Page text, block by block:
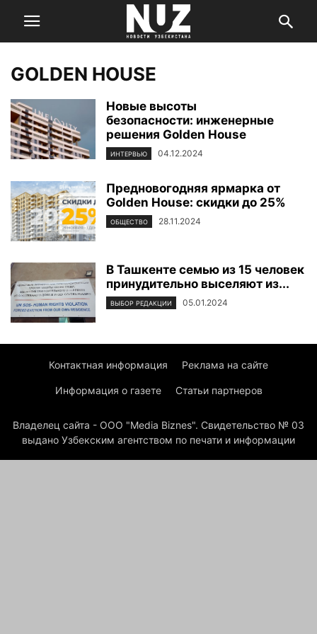
GOLDEN HOUSE
Новые высоты
безопасности: инженерные
решения Golden House
ИНТЕРВЬЮ 04.12.2024
Предновогодняя ярмарка от
Golden House: скидки до 25%
ОБЩЕСТВО 28.11.2024
В Ташкенте семью из 15 человек
принудительно выселяют из...
ВЫБОР РЕДАКЦИИ 05.01.2024
Контактная информация Реклама на сайте
Информация о газете Статьи партнеров
Владелец сайта - ООО "Media Biznes". Свидетельство № 03
выдано Узбекским агентством по печати и информации